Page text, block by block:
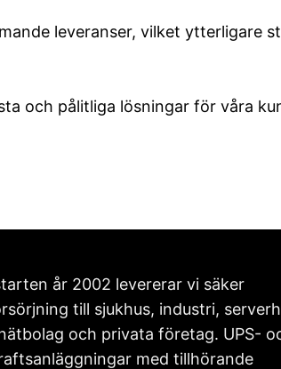
leveranser, vilket ytterligare
och pålitliga lösningar för våra
år 2002 levererar vi säker
till sjukhus, industri,
och privata företag. UPS-
med tillhörande